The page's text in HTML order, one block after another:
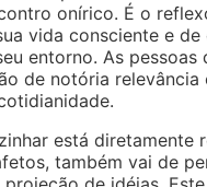
onírico. É o
vida consciente e de
entorno. As pessoas
de notória
está diretamente
também vai de